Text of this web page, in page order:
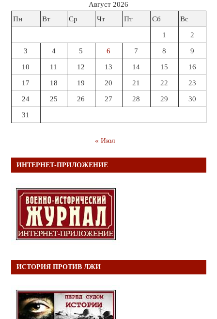
Август 2026
Пн
Вт Ср Чт Пт Сб Вс
1 2
3 4 5 6 7 8 9
10 11 12 13 14 15 16
17 18 19 20 21 22 23
24 25 26 27 28 29 30
31
« Июл
ИНТЕРНЕТ-ПРИЛОЖЕНИЕ
ИСТОРИЯ ПРОТИВ ЛЖИ